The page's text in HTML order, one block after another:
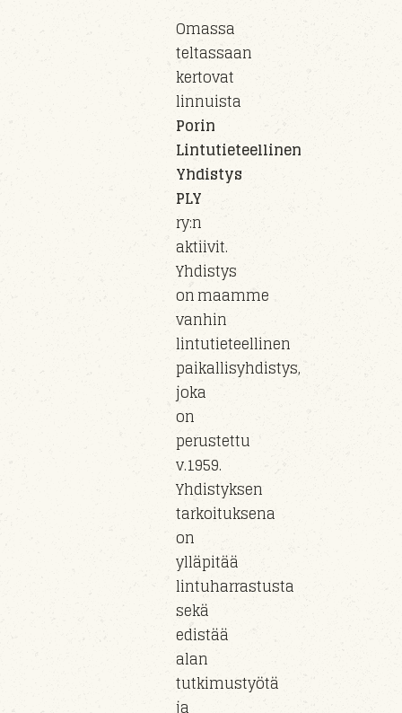
Omassa
teltassaan
kertovat
linnuista
Porin
Lintutieteellinen
Yhdistys
PLY
ry:n
aktiivit.
Yhdistys
on maamme
vanhin
lintutieteellinen
paikallisyhdistys,
joka
on
perustettu
v.1959.
Yhdistyksen
tarkoituksena
on
ylläpitää
lintuharrastusta
sekä
edistää
alan
tutkimustyötä
ja